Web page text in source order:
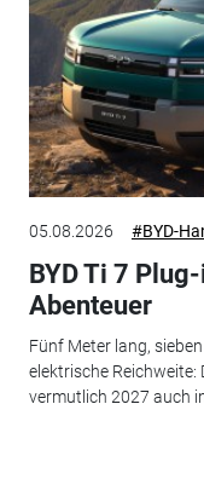
05.08.2026 #BYD-
BYD Ti 7
Abenteuer
Fünf Meter lang,
elektrische Reichweite:
vermutlich 2027 auch